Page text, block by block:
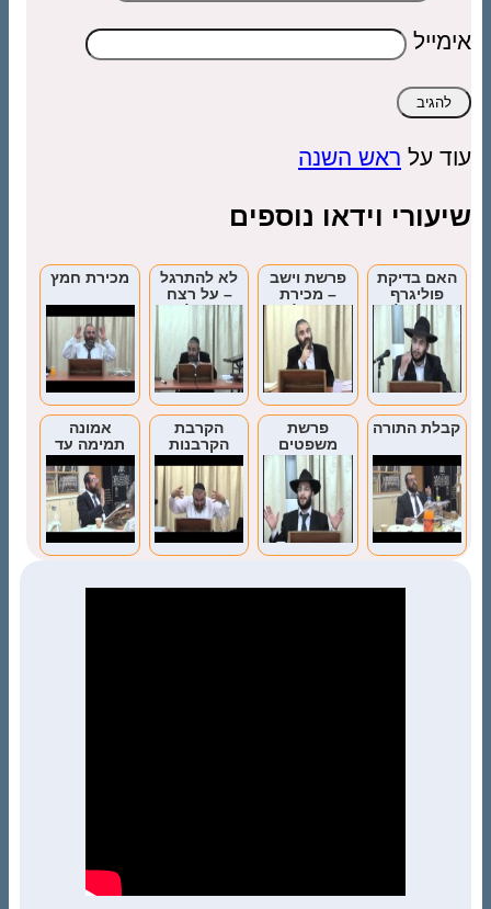
אימייל
עוד על ראש השנה
שיעורי וידאו נוספים
האם בדיקת
פוליגרף
מועילה לדין
תורה?
פרשת וישב
– מכירת
יוסף על ידי
האחים
לא להתרגל
– על רצח
הרב אלעזר
אבוחצירא
מכירת חמץ
קבלת התורה
פרשת
משפטים
הקרבת
הקרבנות
(שיעור
אמונה
תמימה עד
יום המיתה